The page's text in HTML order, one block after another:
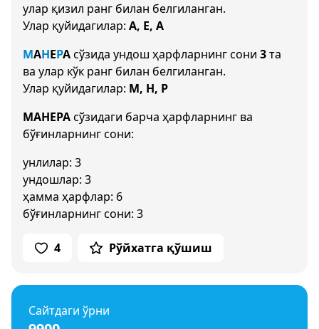
улар қизил ранг билан белгиланган.
Улар қуйидагилар: А, Е, А
МАНЕРАсўзида ундош ҳарфларнинг сони 3та
ва улар кўк ранг билан белгиланган.
Улар қуйидагилар: М, Н, Р
МАНЕРАсўзидаги барча ҳарфларнинг ва
бўғинларнинг сони:
унлилар: 3
ундошлар: 3
ҳамма ҳарфлар: 6
бўғинларнинг сони: 3
4 Рўйхатга қўшиш
Сайтдаги ўрни